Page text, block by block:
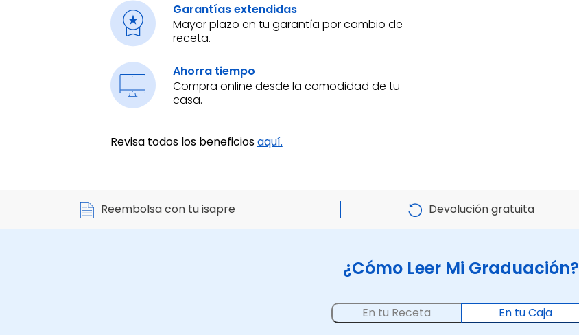
Garantías extendidas
Mayor plazo en tu garantía por cambio de
receta.
Ahorra tiempo
Compra online desde la comodidad de tu
casa.
Revisa todos los beneficiosaquí.
Reembolsa con tu isapre Devolución gratuita
¿Cómo Leer Mi Graduación?
En tu Receta En tu Caja